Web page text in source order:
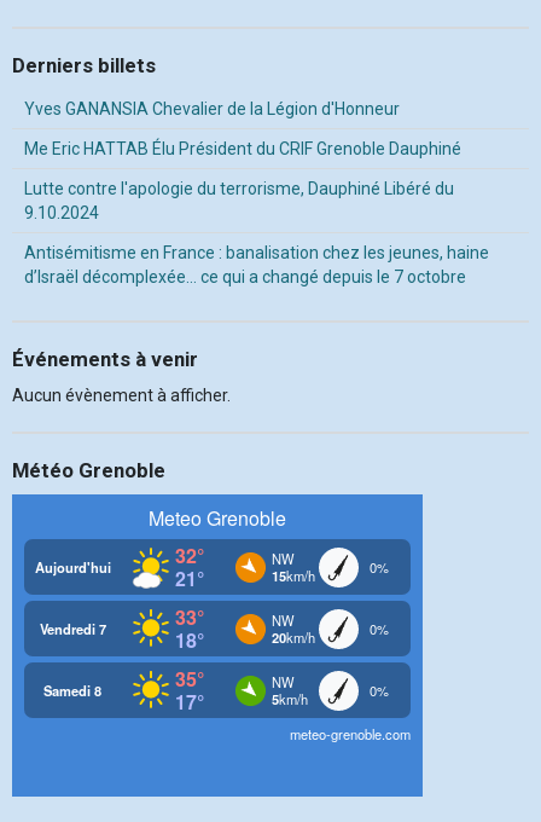
Derniers billets
Yves GANANSIA Chevalier de la Légion d'Honneur
Me Eric HATTAB Élu Président du CRIF Grenoble Dauphiné
Lutte contre l'apologie du terrorisme, Dauphiné Libéré du
9.10.2024
Antisémitisme en France : banalisation chez les jeunes, haine
d’Israël décomplexée… ce qui a changé depuis le 7 octobre
Événements à venir
Aucun évènement à afficher.
Météo Grenoble